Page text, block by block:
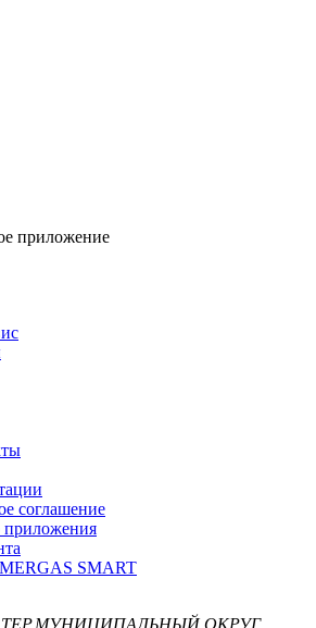
приложение
соглашение
приложения
SMART
ОКРУГ